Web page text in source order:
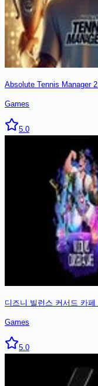
Absolute Tennis Manager 2
Games
5.0
디즈니 빌런스 커서드 카페
Games
5.0